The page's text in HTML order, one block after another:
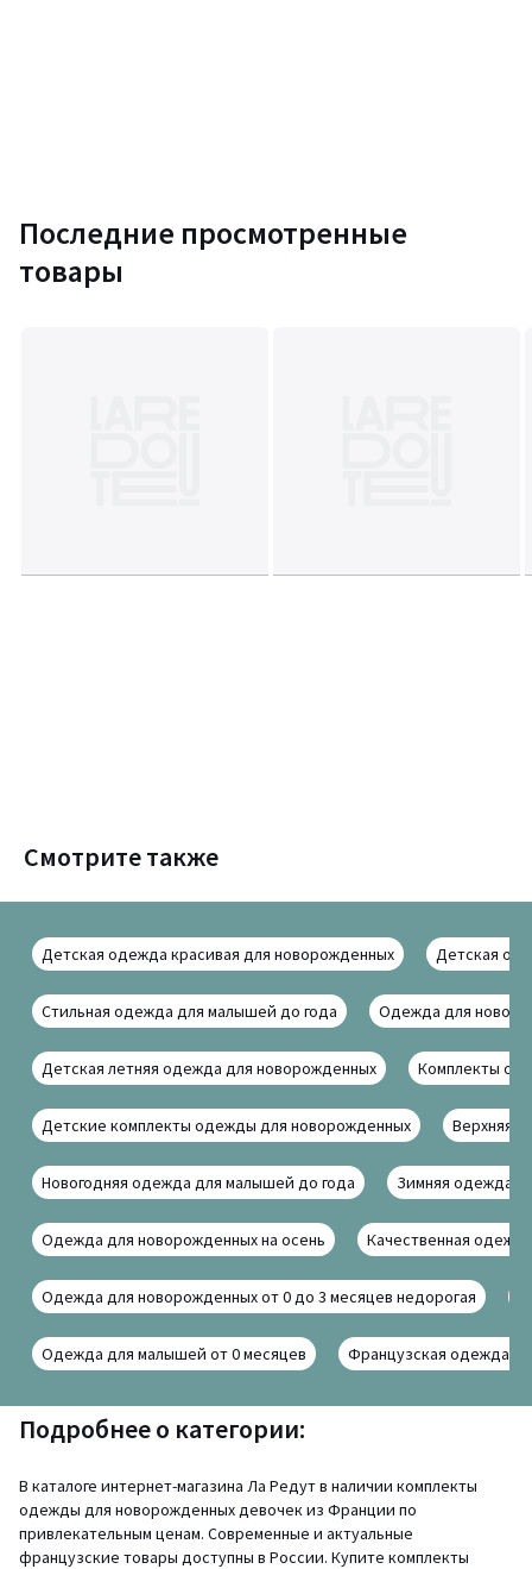
Последние просмотренные
товары
Смотрите также
Детская одежда красивая для новорожденных Детская
Стильная одежда для малышей до года Одежда для
Детская летняя одежда для новорожденных Комплекты
Детские комплекты одежды для новорожденных Верхняя
Новогодняя одежда для малышей до года Зимняя одежда
Одежда для новорожденных на осень Качественная
Одежда для новорожденных от 0 до 3 месяцев недорогая
Одежда для малышей от 0 месяцев Французская одежда
Подробнее о категории:
В каталоге интернет-магазина Ла Редут в наличии комплекты
одежды для новорожденных девочек из Франции по
привлекательным ценам. Современные и актуальные
французские товары доступны в России. Купите комплекты